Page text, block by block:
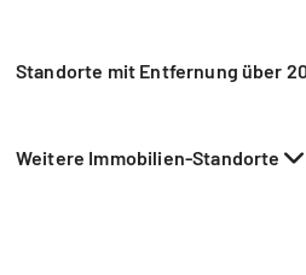
Standorte mit Entfernung über
Weitere Immobilien-Standorte